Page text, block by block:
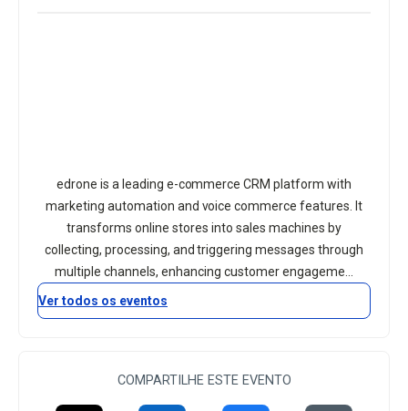
edrone is a leading e-commerce CRM platform with
marketing automation and voice commerce features. It
transforms online stores into sales machines by
collecting, processing, and triggering messages through
multiple channels, enhancing customer engageme...
Ver todos os eventos
COMPARTILHE ESTE EVENTO